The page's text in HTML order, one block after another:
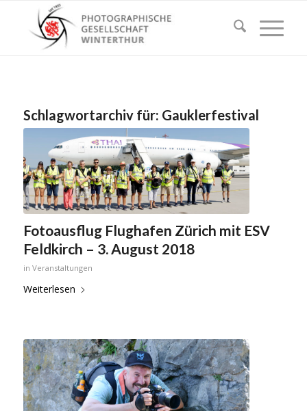
Schlagwortarchiv für: Gauklerfestival
Fotoausflug Flughafen Zürich mit ESV
Feldkirch – 3. August 2018
in Veranstaltungen
Weiterlesen